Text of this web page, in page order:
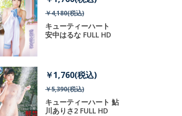
￥4,180(税込)
キューティーハート
安中はるな FULL HD
￥1,760(税込)
￥5,390(税込)
キューティーハート 鮎
川ありさ2 FULL HD